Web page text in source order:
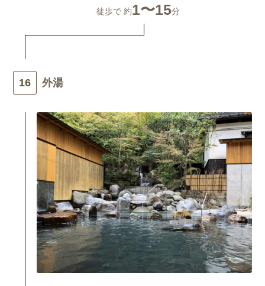
徒歩で 約1〜15分
外湯